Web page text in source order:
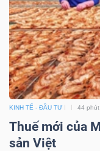
KINH TẾ - ĐẦU TƯ 44
Thuế mới của
sản Việt
SÓC
SỨC
KHỎE
TÀI
CHÍNH